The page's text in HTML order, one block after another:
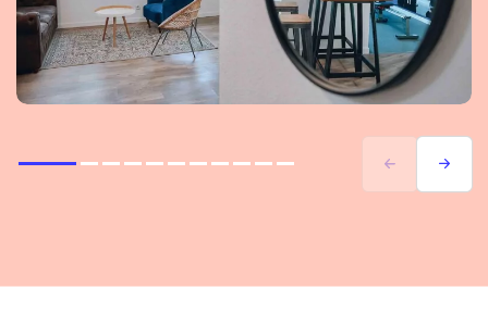
PrécédentSuivant